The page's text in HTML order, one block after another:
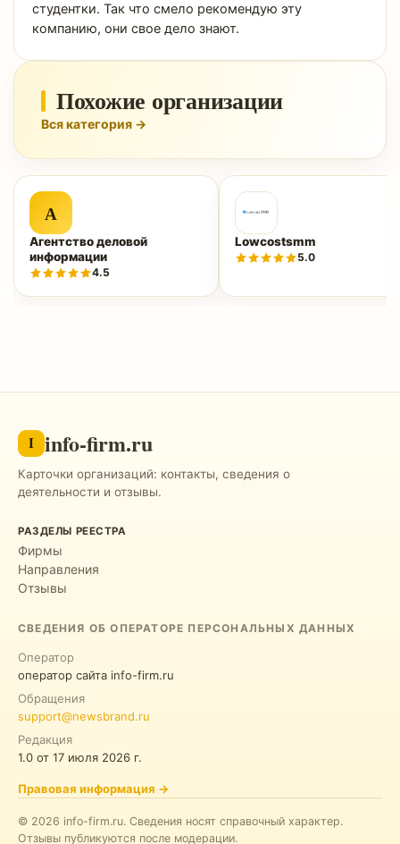
студентки. Так что смело рекомендую эту
компанию, они свое дело знают.
Похожие организации
Вся категория →
А
Агентство деловой
информации
4.5
Lowcostsmm
5.0
I info-firm.ru
Карточки организаций: контакты, сведения о
деятельности и отзывы.
РАЗДЕЛЫ РЕЕСТРА
Фирмы
Направления
Отзывы
СВЕДЕНИЯ ОБ ОПЕРАТОРЕ ПЕРСОНАЛЬНЫХ ДАННЫХ
Оператор
оператор сайта info-firm.ru
Обращения
support@newsbrand.ru
Редакция
1.0 от 17 июля 2026 г.
Правовая информация →
© 2026 info-firm.ru. Сведения носят справочный характер.
Отзывы публикуются после модерации.